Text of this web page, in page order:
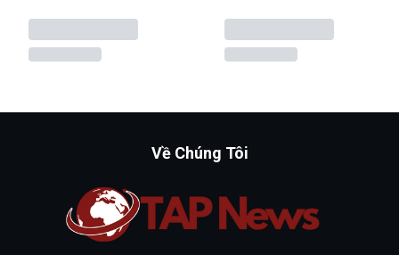
Về Chúng Tôi